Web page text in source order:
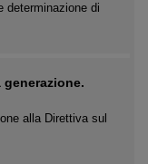
determinazione di
alla Direttiva sul